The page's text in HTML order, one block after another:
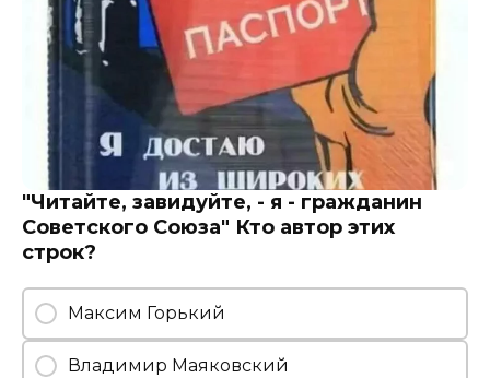
"Читайте, завидуйте, - я - гражданин
Советского Союза" Кто автор этих
строк?
Максим Горький
Владимир Маяковский